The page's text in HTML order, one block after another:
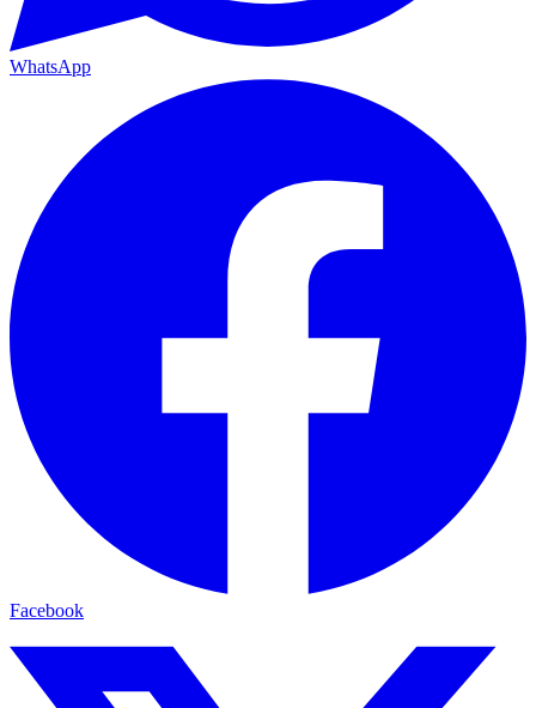
WhatsApp
Facebook